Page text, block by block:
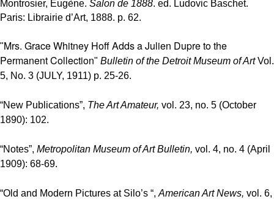
Montrosier, Eugène. Salon de 1888. ed. Ludovic Baschet.
Paris: Librairie d’Art, 1888. p. 62.
"Mrs. Grace Whitney Hoff Adds a Julien Dupre to the
Permanent Collection" Bulletin of the Detroit Museum of ArtVol.
5, No. 3 (JULY, 1911) p. 25-26.
“New Publications”, The Art Amateur, vol. 23, no. 5 (October
1890): 102.
“Notes”, Metropolitan Museum of Art Bulletin, vol. 4, no. 4 (April
1909): 68-69.
“Old and Modern Pictures at Silo’s “, American Art News, vol. 6,